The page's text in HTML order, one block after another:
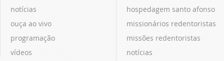
notícias
ouça ao vivo
programação
vídeos
hospedagem santo afonso
missionários redentoristas
missões redentoristas
notícias